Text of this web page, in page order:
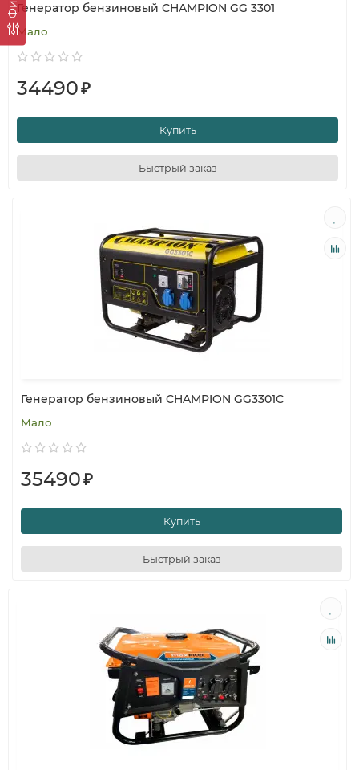
Генератор бензиновый CHAMPION GG 3301
Мало
34490₽
Купить
Быстрый заказ
Генератор бензиновый CHAMPION GG3301C
Мало
35490₽
Купить
Быстрый заказ